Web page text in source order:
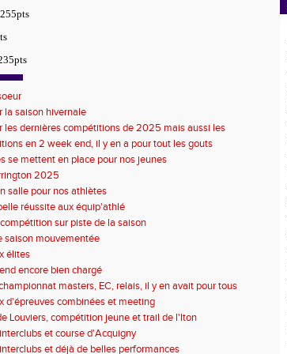
la saison hivernale
les dernières compétitions de 2025 mais aussi les
de 2026en 2 week end, il y en a pour tout les gouts
se mettent en place pour nos jeunes
2025
salle pour nos athlètes
réussite aux équip'athlé
sur piste de la saison
saison mouvementée
élites
encore bien chargé
masters, EC, relais, il y en avait pour tous
d'épreuves combinées et meeting
Louviers, compétition jeune et trail de l'Iton
et course d'Acquigny
et déjà de belles performances